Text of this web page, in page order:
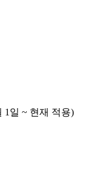
1일 ~ 현재 적용)